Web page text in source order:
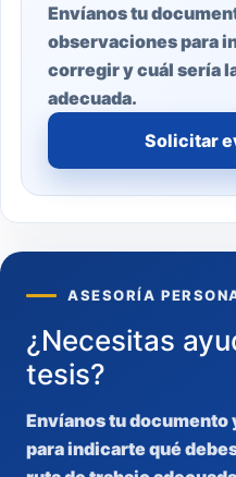
Envíanos tu
observaciones para
corregir y cuál sería
adecuada.
Solicitar
ASESORÍA
¿Necesitas
tesis?
Envíanos tu
para indicarte qué